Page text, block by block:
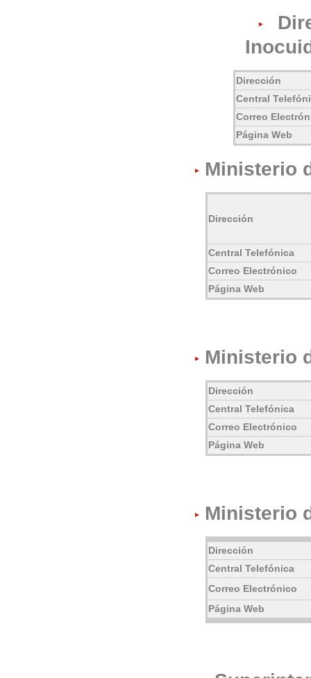
Dirección
Central
Correo
Página Web
Ministerio
Dirección
Central Telefónica
Correo Electrónico
Página Web
Ministerio
Dirección
Central Telefónica
Correo Electrónico
Página Web
Ministerio
Dirección
Central Telefónica
Correo Electrónico
Página Web